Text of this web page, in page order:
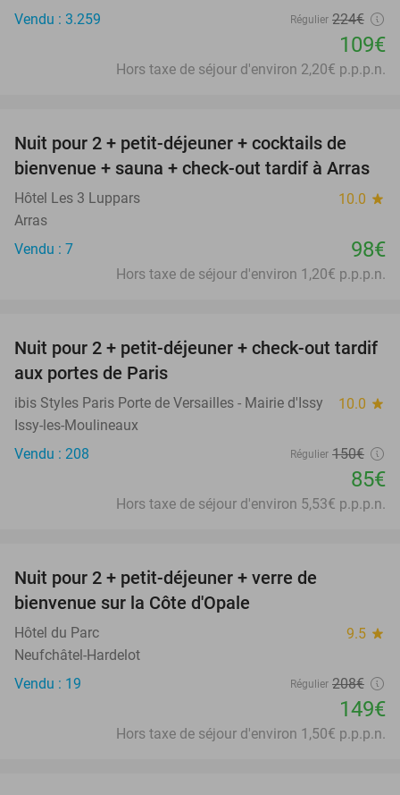
Vendu : 3.259
Régulier 224€
109€
Hors taxe de séjour d'environ 2,20€ p.p.p.n.
Nuit pour 2 + petit-déjeuner + cocktails de
bienvenue + sauna + check-out tardif à Arras
Hôtel Les 3 Luppars 10.0 star
Arras
Vendu : 7
98€
Hors taxe de séjour d'environ 1,20€ p.p.p.n.
43%
Nuit pour 2 + petit-déjeuner + check-out tardif
aux portes de Paris
ibis Styles Paris Porte de Versailles - Mairie d'Issy 10.0 star
Issy-les-Moulineaux
Vendu : 208
Régulier 150€
85€
Hors taxe de séjour d'environ 5,53€ p.p.p.n.
Nuit pour 2 + petit-déjeuner + verre de
bienvenue sur la Côte d'Opale
Hôtel du Parc 9.5 star
Neufchâtel-Hardelot
Vendu : 19
Régulier 208€
149€
Hors taxe de séjour d'environ 1,50€ p.p.p.n.